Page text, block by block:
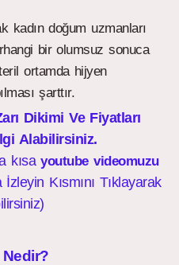
kadın doğum uzmanları
bir olumsuz sonuca
ortamda hijyen
şarttır.
Dikimi Ve Fiyatları
Alabilirsiniz.
kısayoutube videomuzu
Kısmını Tıklayarak
Nedir?